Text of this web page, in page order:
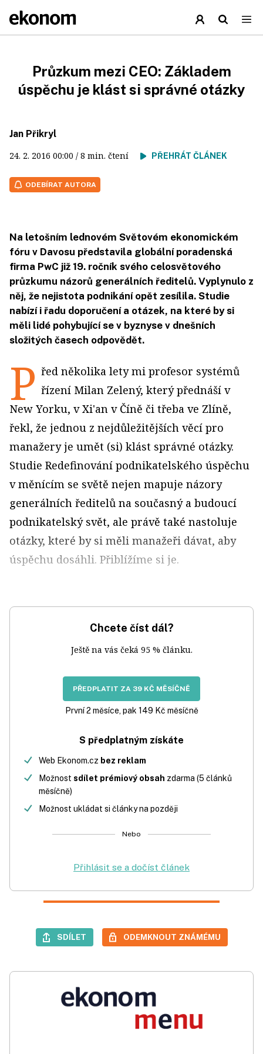
Průzkum mezi CEO: Základem
úspěchu je klást si správné otázky
Jan Přikryl
24. 2. 2016 00:00 / 8 min. čtení PŘEHRÁT ČLÁNEK
ODEBÍRAT AUTORA
Na letošním lednovém Světovém ekonomickém
fóru v Davosu představila globální poradenská
firma PwC již 19. ročník svého celosvětového
průzkumu názorů generálních ředitelů. Vyplynulo z
něj, že nejistota podnikání opět zesílila. Studie
nabízí i řadu doporučení a otázek, na které by si
měli lidé pohybující se v byznyse v dnešních
složitých časech odpovědět.
P řed několika lety mi profesor systémů
řízení Milan Zelený, který přednáší v
New Yorku, v Xi'an v Číně či třeba ve Zlíně,
řekl, že jednou z nejdůležitějších věcí pro
manažery je umět (si) klást správné otázky.
Studie Redefinování podnikatelského úspěchu
v měnícím se světě nejen mapuje názory
generálních ředitelů na současný a budoucí
podnikatelský svět, ale právě také nastoluje
otázky, které by si měli manažeři dávat, aby
úspěchu dosáhli. Přiblížíme si je.
Chcete číst dál?
Ještě na vás čeká 95 % článku.
PŘEDPLATIT ZA 39 KČ MĚSÍČNĚ
První 2 měsíce, pak 149 Kč měsíčně
S předplatným získáte
Web Ekonom.cz bez reklam
Možnost sdílet prémiový obsah zdarma (5 článků
měsíčně)
Možnost ukládat si články na později
Nebo
Přihlásit se a dočíst článek
SDÍLET ODEMKNOUT ZNÁMÉMU